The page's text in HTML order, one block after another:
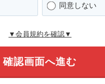
同意しない
▼会員規約を確認▼